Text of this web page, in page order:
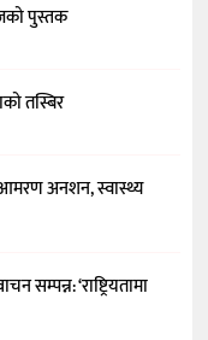
पुस्तक
तस्बिर
अनशन, स्वास्थ्य
सम्पन्न: ‘राष्ट्रियतामा